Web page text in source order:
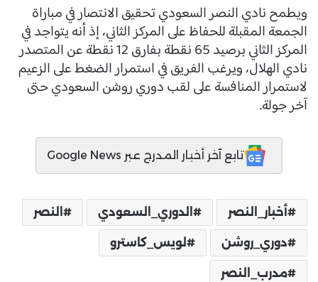
ويطمح نادي النصر السعودي تحقيق الانتصار في مباراة
الجمعة المقبلة للحفاظ على المركز الثاني، إذ أنه يتواجد في
المركز الثاني برصيد 65 نقطة بفارق 12 نقطة عن المتصدر
نادي الهلال، ويرغب الفريق في استمرار الضغط على الزعيم
لاستمرار المنافسة على لقب دوري روشن السعودي حتى
آخر جولة.
تابع آخر أخبار المدرج عبر Google News
أخبار_النصر الدوري_السعودي النصر
دوري_روشن لويس_كاسترو
مدرب_النصر